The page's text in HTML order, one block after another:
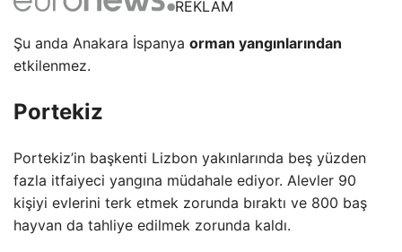
REKLAM
Şu anda Anakara İspanya orman yangınlarından
etkilenmez.
Portekiz
Portekiz’in başkenti Lizbon yakınlarında beş yüzden
fazla itfaiyeci yangına müdahale ediyor. Alevler 90
kişiyi evlerini terk etmek zorunda bıraktı ve 800 baş
hayvan da tahliye edilmek zorunda kaldı.